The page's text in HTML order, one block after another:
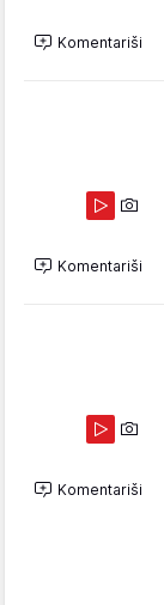
Komentariši
Komentariši
Komentariši